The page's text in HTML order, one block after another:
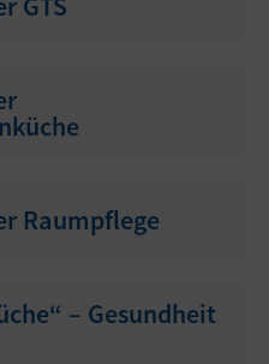
Raumpflege
– Gesundheit